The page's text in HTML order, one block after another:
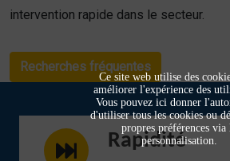
intervention rapide dans le secteur.
Recherches fréquentes
Rapidité
Ce site web utilise des
améliorer l'expérience des
Vous pouvez ici donner
d'utiliser tous les cookies ou
propres préférences via
personnalisation.